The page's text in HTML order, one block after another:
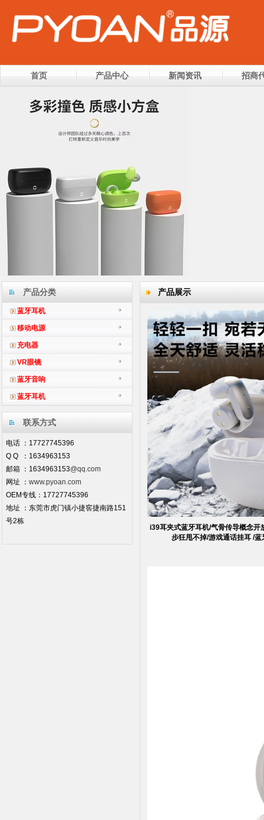
首页 产品中心 新闻资讯 招商
产品分类
蓝牙耳机
移动电源
充电器
VR眼镜
蓝牙音响
蓝牙耳机
联系方式
电话 ：17727745396
Q Q ：1634963153
邮箱 ：1634963153@qq.com
网址 ： www.pyoan.com
OEM专线：17727745396
地址 ：东莞市虎门镇小捷窖捷南路151
号2栋
产品展示
i39耳夹式蓝牙耳机/气骨传导概念开
步狂甩不掉/游戏通话挂耳 /